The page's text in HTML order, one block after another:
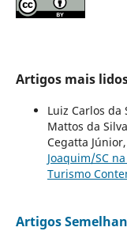
Artigos mais
Luiz Carlos da
Mattos da
Cegatta Júnior,
Joaquim/SC
Turismo
Artigos